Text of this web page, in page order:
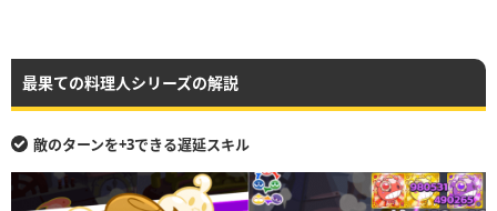
最果ての料理人シリーズの解説
敵のターンを+3できる遅延スキル